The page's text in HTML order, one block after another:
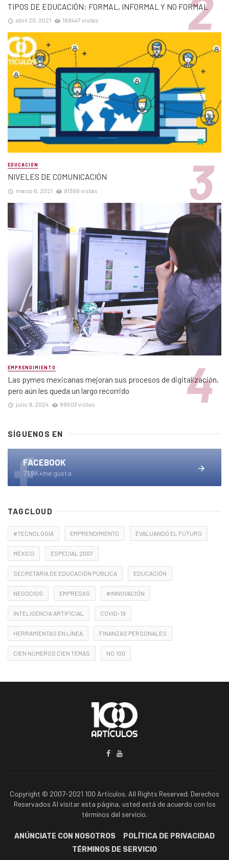
TIPOS DE EDUCACIÓN: FORMAL, INFORMAL Y NO FORMAL
abril 20, 2021 189447 vistas
EDUCACIÓN
NIVELES DE COMUNICACIÓN
marzo 6, 2021 91366 vistas
EMPRENDIMIENTO
Las pymes mexicanas mejoran sus procesos de digitalización,
pero aún les queda un largo recorrido
julio 9, 2024 89503 vistas
SÍGUENOS EN
FACEBOOK
71.9K+me gusta
TAGCLOUD
#TECNOLOGIA EMPRENDIMIENTO EVALUANDO EL FUTURO
MÉXICO ESPECIAL 2007
SECRETARÍA DE EDUCACIÓN PÚBLICA EDUCACIÓN
NEGOCIOS EMPRESAS #INNOVACIÓN
INTELIGENCIA ARTIFICIAL COVID-19
HERRAMIENTAS EN LÍNEA FINANZAS PERSONALES
CIEN NÚMEROS CIEN TEMAS NO.100
Copyright © 2007-2021 100 Artículos. All Rights Reserved. Derechos
Reservados Al visitar esta página, usted está de acuerdo con los
términos del servicio.
ANÚNCIATE CON NOSOTROS
POLÍTICA DE PRIVACIDAD
TÉRMINOS DE SERVICIO